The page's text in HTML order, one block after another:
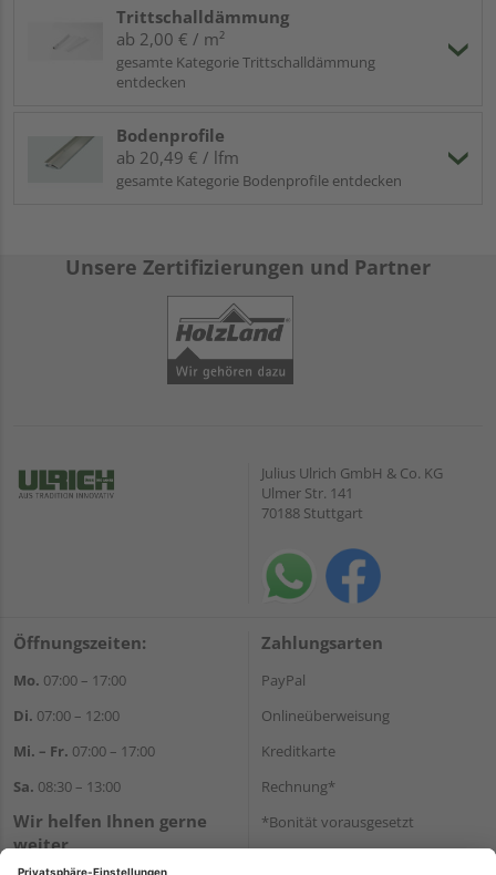
Trittschalldämmung
ab 2,00 € / m²
gesamte Kategorie Trittschalldämmung
entdecken
Bodenprofile
ab 20,49 € / lfm
gesamte Kategorie Bodenprofile entdecken
Unsere Zertifizierungen und Partner
Julius Ulrich GmbH & Co. KG
Ulmer Str. 141
70188 Stuttgart
Öffnungszeiten:
Mo. 07:00 – 17:00
Di. 07:00 – 12:00
Mi. – Fr. 07:00 – 17:00
Sa. 08:30 – 13:00
Wir helfen Ihnen gerne
weiter
Tel.:+49 711 168520
Zahlungsarten
PayPal
Onlineüberweisung
Kreditkarte
Rechnung*
*Bonität vorausgesetzt